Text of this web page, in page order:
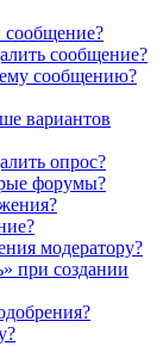
сообщение?
сообщение?
сообщению?
вариантов
опрос?
форумы?
модератору?
при создании